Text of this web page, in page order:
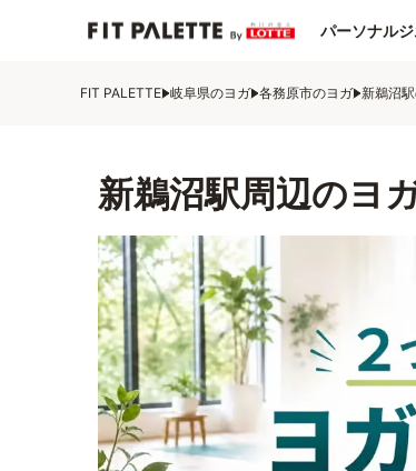
パーソナル
FIT PALETTE 岐阜県のヨガ 各務原市のヨガ 新鵜沼
新鵜沼駅周辺のヨ